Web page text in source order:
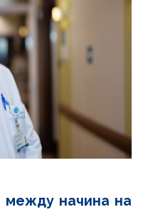
между начина на